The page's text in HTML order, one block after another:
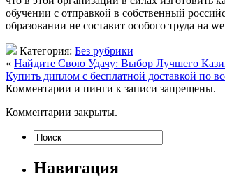
обучении с отправкой в собственный
образовании не составит особого труда на
Категория: Без рубрики
« Найдите Свою Удачу: Выбор Лучшего
Купить диплом с бесплатной доставкой по
Комментарии и пинги к записи запрещены.
Комментарии закрыты.
Навигация